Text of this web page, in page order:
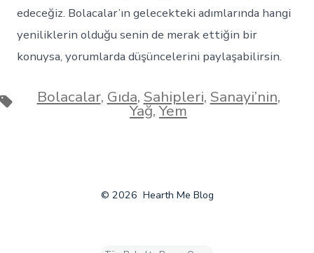
edeceğiz. Bolacalar’ın gelecekteki adımlarında hangi
yeniliklerin olduğu senin de merak ettiğin bir
konuysa, yorumlarda düşüncelerini paylaşabilirsin.
EtiketlerBolacalar, Gıda, Sahipleri, Sanayi’nin,
Yağ,Yem
© 2026 Hearth Me Blog